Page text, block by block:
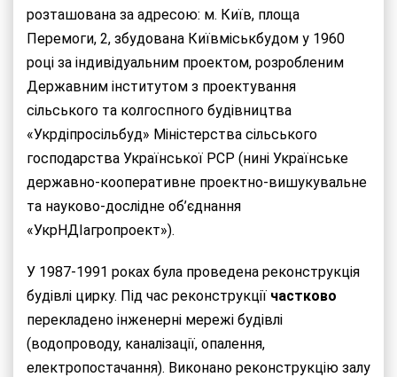
розташована за адресою: м. Київ, площа
Перемоги, 2, збудована Київміськбудом у 1960
році за індивідуальним проектом, розробленим
Державним інститутом з проектування
сільського та колгоспного будівництва
«Укрдіпросільбуд» Міністерства сільського
господарства Української РСР (нині Українське
державно-кооперативне проектно-вишукувальне
та науково-дослідне об’єднання
«УкрНДІагропроект»).
У 1987-1991 роках була проведена реконструкція
будівлі цирку. Під час реконструкції частково
перекладено інженерні мережі будівлі
(водопроводу, каналізації, опалення,
електропостачання). Виконано реконструкцію залу